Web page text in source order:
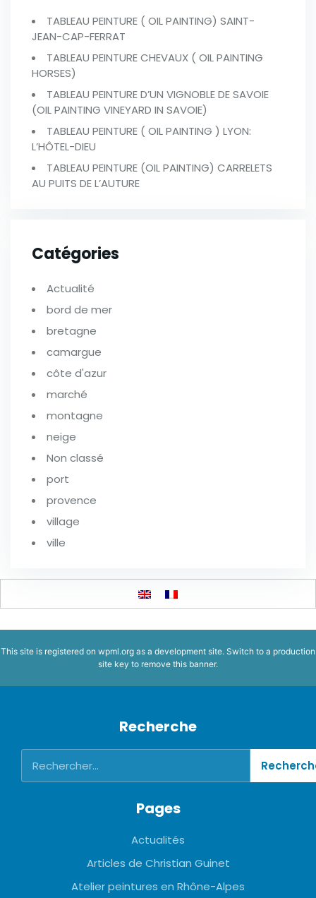
TABLEAU PEINTURE ( OIL PAINTING) SAINT-
JEAN-CAP-FERRAT
TABLEAU PEINTURE CHEVAUX ( OIL PAINTING
HORSES)
TABLEAU PEINTURE D’UN VIGNOBLE DE SAVOIE
(OIL PAINTING VINEYARD IN SAVOIE)
TABLEAU PEINTURE ( OIL PAINTING ) LYON:
L’HÔTEL-DIEU
TABLEAU PEINTURE (OIL PAINTING) CARRELETS
AU PUITS DE L’AUTURE
Catégories
Actualité
bord de mer
bretagne
camargue
côte d'azur
marché
montagne
neige
Non classé
port
provence
village
ville
Recherche
Pages
Actualités
Articles de Christian Guinet
Atelier peintures en Rhône-Alpes
This site is registered on wpml.org as a development site. Switch to a production
site key to remove this banner.